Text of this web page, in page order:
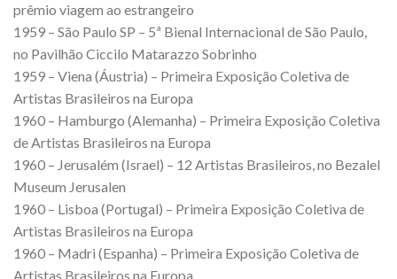
prêmio viagem ao estrangeiro
1959 – São Paulo SP – 5ª Bienal Internacional de São Paulo,
no Pavilhão Ciccilo Matarazzo Sobrinho
1959 – Viena (Áustria) – Primeira Exposição Coletiva de
Artistas Brasileiros na Europa
1960 – Hamburgo (Alemanha) – Primeira Exposição Coletiva
de Artistas Brasileiros na Europa
1960 – Jerusalém (Israel) – 12 Artistas Brasileiros, no Bezalel
Museum Jerusalen
1960 – Lisboa (Portugal) – Primeira Exposição Coletiva de
Artistas Brasileiros na Europa
1960 – Madri (Espanha) – Primeira Exposição Coletiva de
Artistas Brasileiros na Europa